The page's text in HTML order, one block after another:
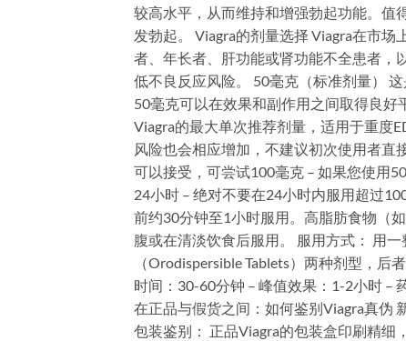
较高水平，从而维持和增强勃起功能。值
发勃起。 Viagra的剂量选择 Viagra在市
者、年长者、肝功能或肾功能不全患者，
低不良反应风险。 50毫克（标准剂量）
50毫克可以在效果和副作用之间取得良好
Viagra的最大单次推荐剂量，适用于重度
风险也会相应增加，不建议初次使用者直
可以接受，可尝试100毫克 – 如果您使用
24小时 – 绝对不要在24小时内服用超过
前约30分钟至1小时服用。高脂肪食物（
腹或在清淡饮食后服用。 服用方式： 用
（Orodispersible Tablets）两种剂型，
时间：30-60分钟 – 峰值效果：1-2小时 –
在正品与假货之间：如何鉴别Viagra真伪
包装鉴别： 正品Viagra的包装盒印刷精